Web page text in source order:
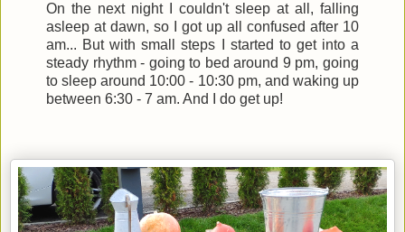
On the next night I couldn't sleep at all, falling
asleep at dawn, so I got up all confused after 10
am... But with small steps I started to get into a
steady rhythm - going to bed around 9 pm, going
to sleep around 10:00 - 10:30 pm, and waking up
between 6:30 - 7 am. And I do get up!